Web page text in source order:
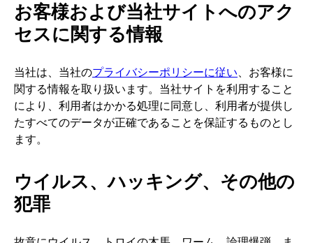
お客様および当社サイトへのアク
セスに関する情報
当社は、当社のプライバシーポリシーに従い、お客様に
関する情報を取り扱います。当社サイトを利用すること
により、利用者はかかる処理に同意し、利用者が提供し
たすべてのデータが正確であることを保証するものとし
ます。
ウイルス、ハッキング、その他の
犯罪